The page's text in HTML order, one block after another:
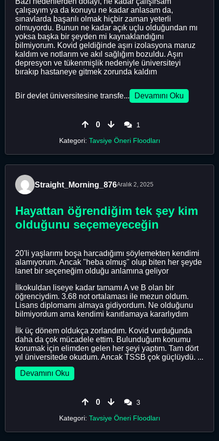
çalışayım ya da konuyu ne kadar anlasam da,
sınavlarda başarılı olmak hiçbir zaman yeterli
olmuyordu. Bunun ne kadar açık uçlu olduğundan mı
yoksa başka bir şeyden mi kaynaklandığını
bilmiyorum. Kovid geldiğinde aşırı izolasyona maruz
kaldım ve notlarım ve akıl sağlığım bozuldu. Aşırı
depresyon ve tükenmişlik nedeniyle üniversiteyi
bırakıp hastaneye gitmek zorunda kaldım
Bir devlet üniversitesine transfe... Devamını Oku
0
1
Kategori: Tavsiye Öneri Floodları
Straight_Morning_876Aralık 2, 2025
Hayattan öğrendiğim tek şey kim
olduğunu seçemeyeceğin
20'li yaşlarımı boşa harcadığımı söylemekten kendimi
alamıyorum. Ancak "heba olmuş" olup biten her şeyde
lanet bir seçeneğim olduğu anlamına geliyor
İlkokuldan liseye kadar tamamı A ve B olan bir
öğrenciydim. 3.68 not ortalaması ile mezun oldum.
Lisans diplomamı almaya gidiyordum. Ne olduğunu
bilmiyordum ama kendimi kanıtlamaya kararlıydım
İlk üç dönem oldukça zorlandım. Kovid vurduğunda
daha da çok mücadele ettim. Bulunduğum konumu
korumak için elimden gelen her şeyi yaptım. Tam dört
yıl üniversitede okudum. Ancak TSSB çok güçlüydü. ...
Devamını Oku
0
3
Kategori: Tavsiye Öneri Floodları